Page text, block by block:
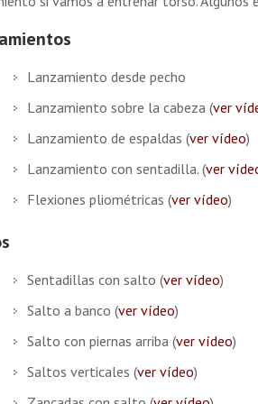
Lanzamiento desde pecho
Lanzamiento sobre la cabeza (ver
Lanzamiento de espaldas (ver vídeo)
Lanzamiento con sentadilla. (ver
Flexiones pliométricas (ver vídeo)
Sentadillas con salto (ver vídeo)
Salto a banco (ver vídeo)
Salto con piernas arriba (ver vídeo)
Saltos verticales (ver vídeo)